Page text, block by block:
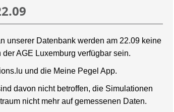
unserer Datenbank werden am 22.09 keine
AGE Luxemburg verfügbar sein.
und die Meine Pegel App.
davon nicht betroffen, die Simulationen
nicht mehr auf gemessenen Daten.